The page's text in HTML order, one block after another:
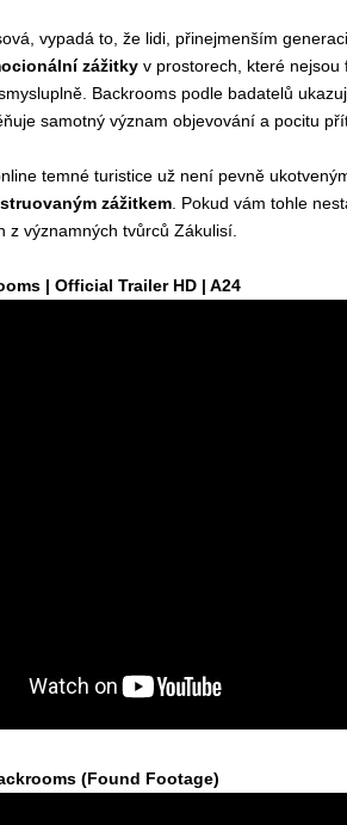
vypadá to, že lidi, přinejmenším
zážitky v prostorech, které nejsou
Backrooms podle badatelů
samotný význam objevování a pocitu
temné turistice už není pevně
zážitkem. Pokud vám tohle
z významných tvůrců Zákulisí.
| Official Trailer HD | A24
(Found Footage)